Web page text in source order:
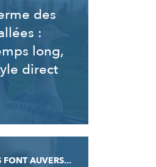
des
:
long,
direct
FONT AUVERS...